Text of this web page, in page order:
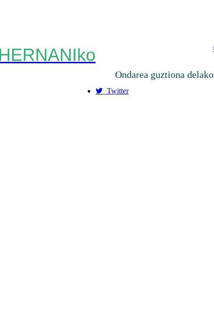
HERNANIko
Ondarea guztiona delako
Twitter